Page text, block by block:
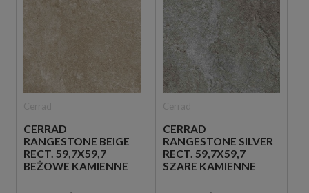
CERRAD
RANGESTONE BEIGE
RECT. 59,7X59,7
BEŻOWE KAMIENNE
CERRAD
RANGESTONE SILVER
RECT. 59,7X59,7
SZARE KAMIENNE